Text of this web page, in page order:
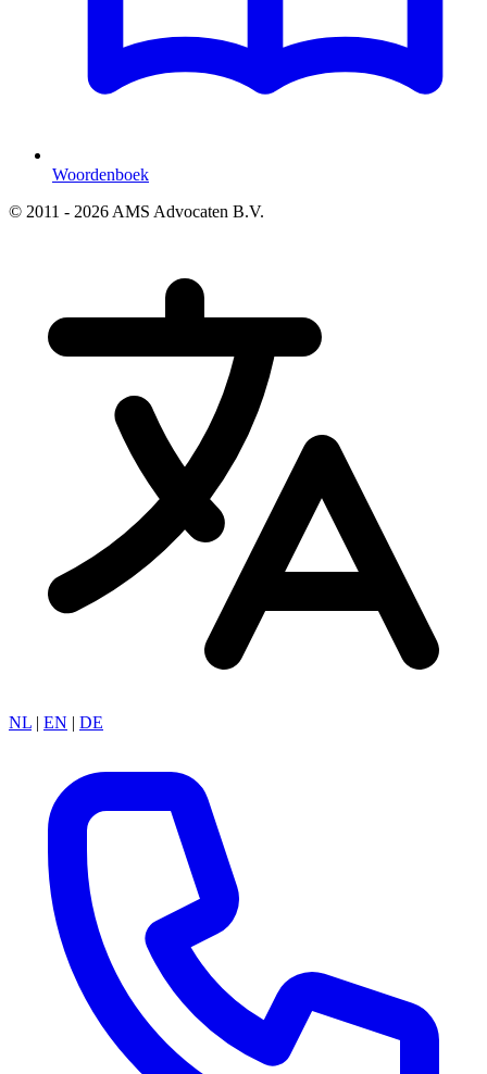
Woordenboek
© 2011 - 2026 AMS Advocaten B.V.
NL | EN | DE